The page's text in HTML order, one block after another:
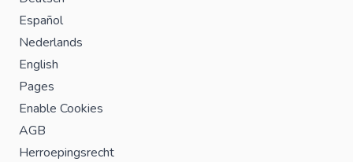
Español
Nederlands
English
Pages
Enable Cookies
AGB
Herroepingsrecht